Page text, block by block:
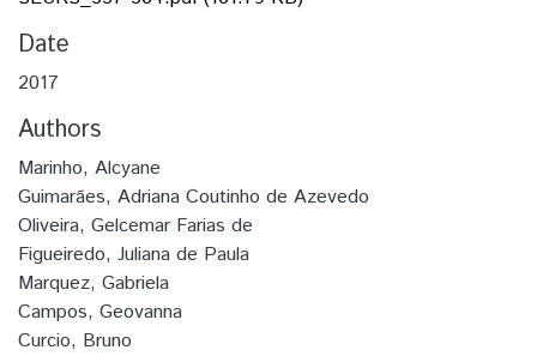
Date
2017
Authors
Marinho, Alcyane
Guimarães, Adriana Coutinho de Azevedo
Oliveira, Gelcemar Farias de
Figueiredo, Juliana de Paula
Marquez, Gabriela
Campos, Geovanna
Curcio, Bruno